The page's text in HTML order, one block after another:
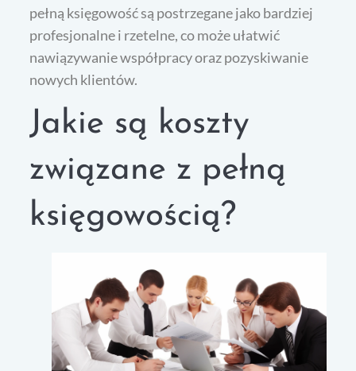
pełną księgowość są postrzegane jako bardziej
profesjonalne i rzetelne, co może ułatwić
nawiązywanie współpracy oraz pozyskiwanie
nowych klientów.
Jakie są koszty
związane z pełną
księgowością?